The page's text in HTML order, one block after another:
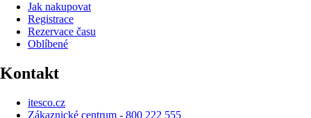
Jak nakupovat
Registrace
Rezervace času
Oblíbené
Kontakt
itesco.cz
Zákaznické centrum - 800 222 555